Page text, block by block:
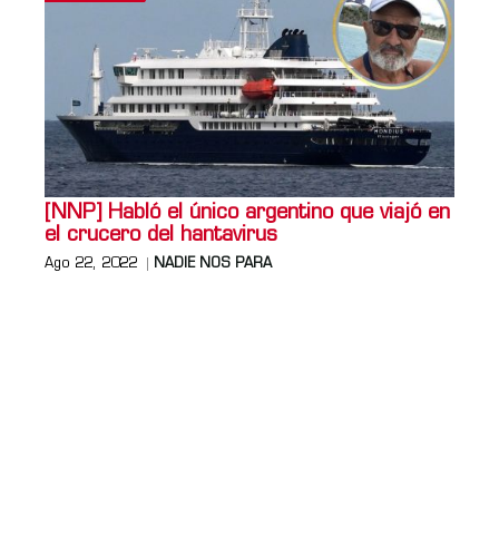
[NNP] Habló el único argentino que viajó en
el crucero del hantavirus
Ago 22, 2022 NADIE NOS PARA